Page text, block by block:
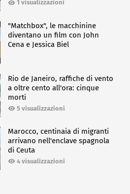
1 visualizzazioni
"Matchbox", le macchinine
diventano un film con John
Cena e Jessica Biel
Rio de Janeiro, raffiche di vento
a oltre cento all'ora: cinque
morti
5 visualizzazioni
Marocco, centinaia di migranti
arrivano nell'enclave spagnola
di Ceuta
4 visualizzazioni